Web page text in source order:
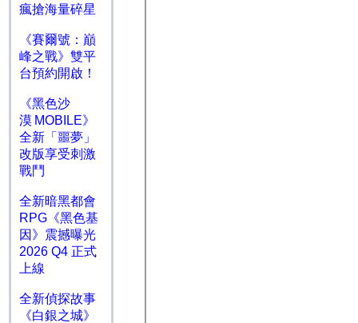
瘋搶海量碎星
《賽爾號：巔
峰之戰》雙平
台預約開啟！
《黑色沙
漠 MOBILE》
全新「噩夢」
改版享受刺激
戰鬥
全新暗黑都會
RPG《黑色基
因》震撼曝光
2026 Q4 正式
上線
全新偵探故事
《白銀之城》